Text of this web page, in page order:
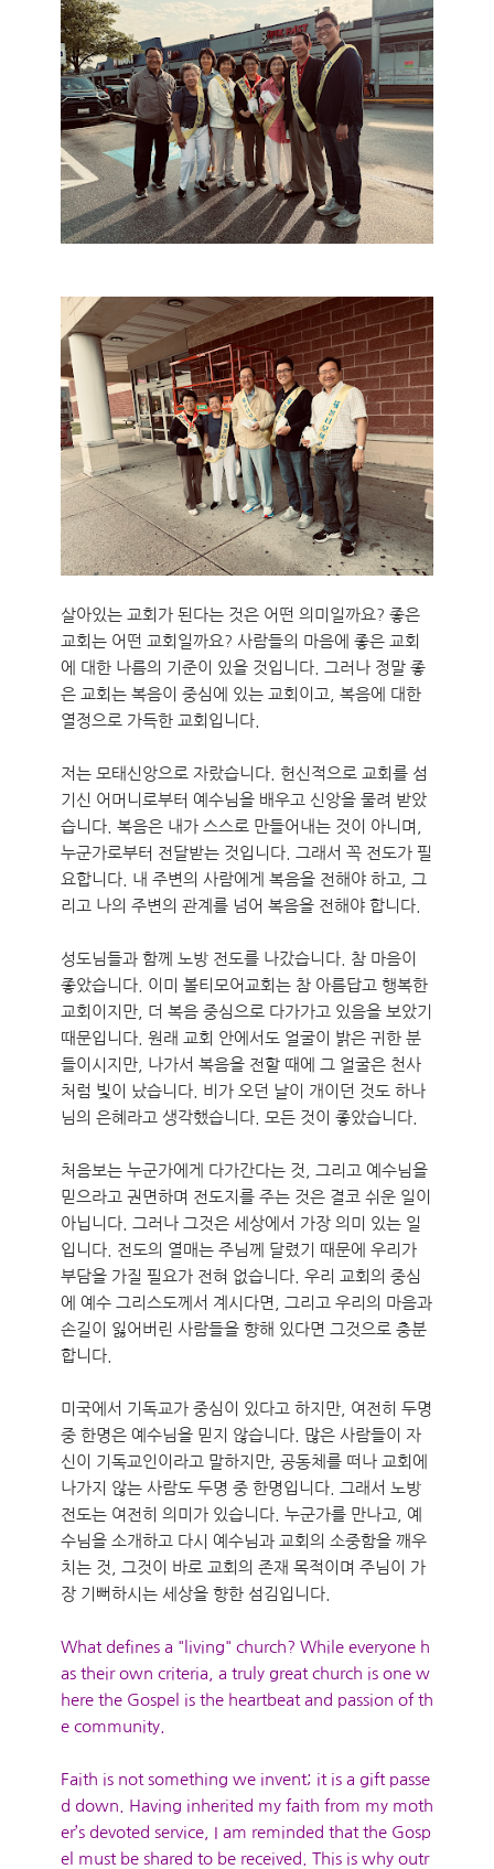
살아있는 교회가 된다는 것은 어떤 의미일까요? 좋은
교회는 어떤 교회일까요? 사람들의 마음에 좋은 교회
에 대한 나름의 기준이 있을 것입니다. 그러나 정말 좋
은 교회는 복음이 중심에 있는 교회이고, 복음에 대한
열정으로 가득한 교회입니다.
저는 모태신앙으로 자랐습니다. 헌신적으로 교회를 섬
기신 어머니로부터 예수님을 배우고 신앙을 물려 받았
습니다. 복음은 내가 스스로 만들어내는 것이 아니며,
누군가로부터 전달받는 것입니다. 그래서 꼭 전도가 필
요합니다. 내 주변의 사람에게 복음을 전해야 하고, 그
리고 나의 주변의 관계를 넘어 복음을 전해야 합니다.
성도님들과 함께 노방 전도를 나갔습니다. 참 마음이
좋았습니다. 이미 볼티모어교회는 참 아름답고 행복한
교회이지만, 더 복음 중심으로 다가가고 있음을 보았기
때문입니다. 원래 교회 안에서도 얼굴이 밝은 귀한 분
들이시지만, 나가서 복음을 전할 때에 그 얼굴은 천사
처럼 빛이 났습니다. 비가 오던 날이 개이던 것도 하나
님의 은혜라고 생각했습니다. 모든 것이 좋았습니다.
처음보는 누군가에게 다가간다는 것, 그리고 예수님을
믿으라고 권면하며 전도지를 주는 것은 결코 쉬운 일이
아닙니다. 그러나 그것은 세상에서 가장 의미 있는 일
입니다. 전도의 열매는 주님께 달렸기 때문에 우리가
부담을 가질 필요가 전혀 없습니다. 우리 교회의 중심
에 예수 그리스도께서 계시다면, 그리고 우리의 마음과
손길이 잃어버린 사람들을 향해 있다면 그것으로 충분
합니다.
미국에서 기독교가 중심이 있다고 하지만, 여전히 두명
중 한명은 예수님을 믿지 않습니다. 많은 사람들이 자
신이 기독교인이라고 말하지만, 공동체를 떠나 교회에
나가지 않는 사람도 두명 중 한명입니다. 그래서 노방
전도는 여전히 의미가 있습니다. 누군가를 만나고, 예
수님을 소개하고 다시 예수님과 교회의 소중함을 깨우
치는 것, 그것이 바로 교회의 존재 목적이며 주님이 가
장 기뻐하시는 세상을 향한 섬김입니다.
What defines a "living" church? While everyone h
as their own criteria, a truly great church is one w
here the Gospel is the heartbeat and passion of th
e community.
Faith is not something we invent; it is a gift passe
d down. Having inherited my faith from my moth
er’s devoted service, I am reminded that the Gosp
el must be shared to be received. This is why outr